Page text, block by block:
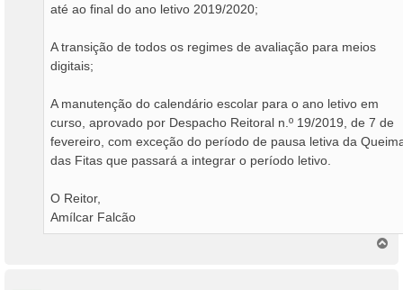
até ao final do ano letivo 2019/2020;
A transição de todos os regimes de avaliação para meios
digitais;
A manutenção do calendário escolar para o ano letivo em
curso, aprovado por Despacho Reitoral n.º 19/2019, de 7 de
fevereiro, com exceção do período de pausa letiva da
das Fitas que passará a integrar o período letivo.
O Reitor,
Amílcar Falcão